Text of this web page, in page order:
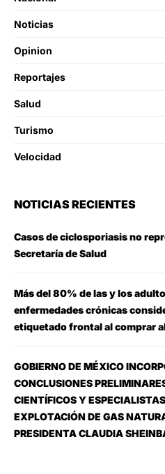
Noticias
Opinion
Reportajes
Salud
Turismo
Velocidad
NOTICIAS RECIENTES
Casos de ciclosporiasis no
Secretaría de Salud
Más del 80% de las y los
enfermedades crónicas
etiquetado frontal al comprar
GOBIERNO DE MÉXICO
CONCLUSIONES
CIENTÍFICOS Y
EXPLOTACIÓN DE GAS
PRESIDENTA CLAUDIA